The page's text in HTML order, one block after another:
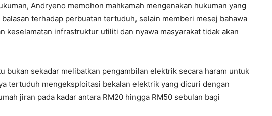
Andryeno memohon mahkamah mengenakan hukuman yang
terhadap perbuatan tertuduh, selain memberi mesej bahawa
keselamatan infrastruktur utiliti dan nyawa masyarakat tidak akan
bukan sekadar melibatkan pengambilan elektrik secara haram untuk
tertuduh mengeksploitasi bekalan elektrik yang dicuri dengan
jiran pada kadar antara RM20 hingga RM50 sebulan bagi